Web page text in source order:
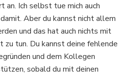
an. Ich selbst tue mich auch
Aber du kannst nicht allem
und das hat auch nichts mit
tun. Du kannst deine fehlende
und dem Kollegen
sobald du mit deinen